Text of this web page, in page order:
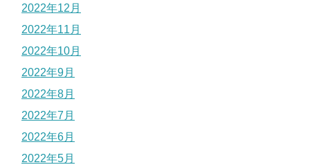
2022年12月
2022年11月
2022年10月
2022年9月
2022年8月
2022年7月
2022年6月
2022年5月